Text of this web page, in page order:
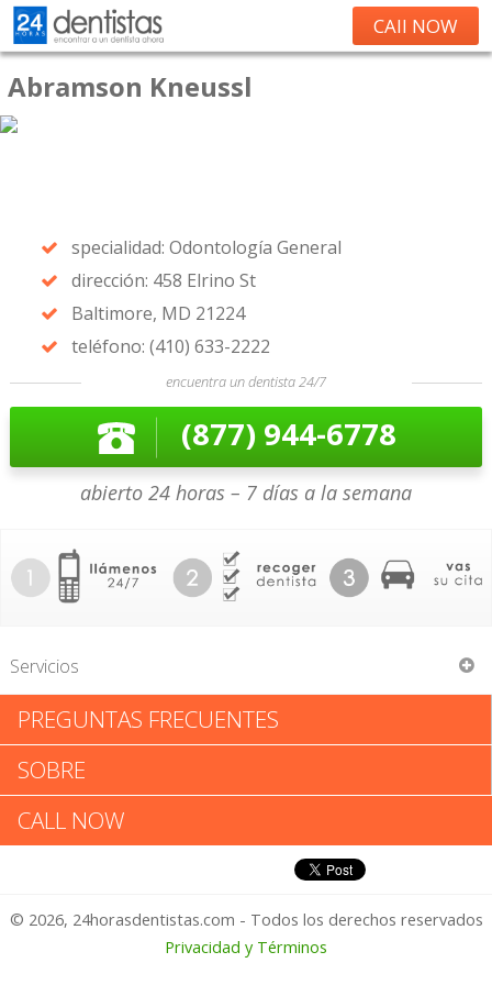
CAll NOW
Abramson Kneussl
specialidad: Odontología General
dirección: 458 Elrino St
Baltimore, MD 21224
teléfono: (410) 633-2222
encuentra un dentista 24/7
(877) 944-6778
abierto 24 horas – 7 días a la semana
Servicios
Abramson Kneussl
Abramson Kneussl: Califica tu
Experiencia
1 – No Feliz
PREGUNTAS FRECUENTES
SOBRE
CALL NOW
© 2026, 24horasdentistas.com - Todos los derechos reservados
Privacidad y Términos